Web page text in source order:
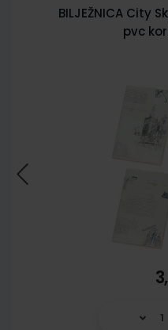
BILJEŽNICA City
pvc